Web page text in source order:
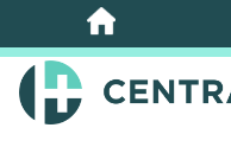
मुख्य
सामग्रीमा
जानुहोस्